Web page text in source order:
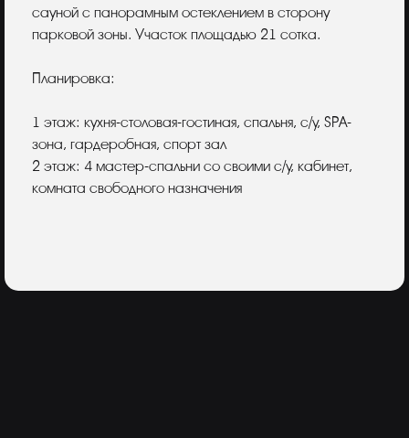
сауной с панорамным остеклением в сторону
парковой зоны. Участок площадью 21 сотка.
Планировка:
1 этаж: кухня-столовая-гостиная, спальня, с/у, SPA-
зона, гардеробная, спорт зал
2 этаж: 4 мастер-спальни со своими с/у, кабинет,
комната свободного назначения